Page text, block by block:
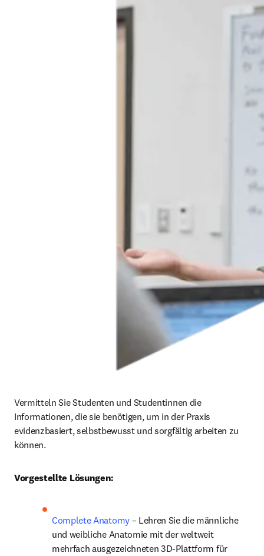
Vermitteln Sie Studenten und Studentinnen die
Informationen, die sie benötigen, um in der Praxis
evidenzbasiert, selbstbewusst und sorgfältig arbeiten zu
können.
Vorgestellte Lösungen:
Complete Anatomy – Lehren Sie die männliche
und weibliche Anatomie mit der weltweit
mehrfach ausgezeichneten 3D-Plattform für